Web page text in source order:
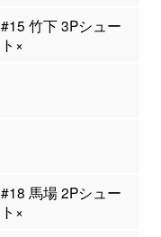
#15 竹下 3Pシュー
ト×
#18 馬場 2Pシュー
ト×